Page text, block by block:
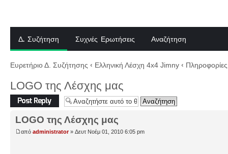
Δ. Συζήτηση Συχνές Ερωτήσεις Αναζήτηση
Ευρετήριο Δ. Συζήτησης ‹ Ελληνική Λέσχη 4x4 Jimny ‹
LOGO της Λέσχης μας
Δημιουργία
απάντησης
LOGO της Λέσχης μας
από administrator» Δευτ Νοέμ 01, 2010 6:05 pm